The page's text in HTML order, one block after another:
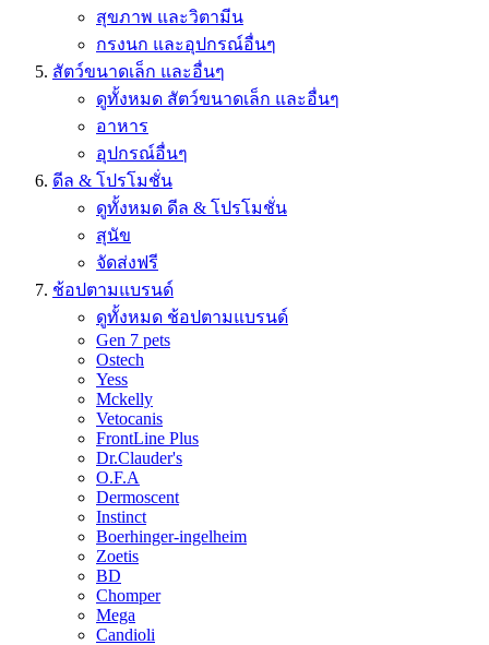
สุขภาพ และวิตามีน
กรงนก และอุปกรณ์อื่นๆ
สัตว์ขนาดเล็ก และอื่นๆ
ดูทั้งหมด สัตว์ขนาดเล็ก และอื่นๆ
อาหาร
อุปกรณ์อื่นๆ
ดีล & โปรโมชั่น
ดูทั้งหมด ดีล & โปรโมชั่น
สุนัข
จัดส่งฟรี
ช้อปตามแบรนด์
ดูทั้งหมด ช้อปตามแบรนด์
Gen 7 pets
Ostech
Yess
Mckelly
Vetocanis
FrontLine Plus
Dr.Clauder's
O.F.A
Dermoscent
Instinct
Boerhinger-ingelheim
Zoetis
BD
Chomper
Mega
Candioli